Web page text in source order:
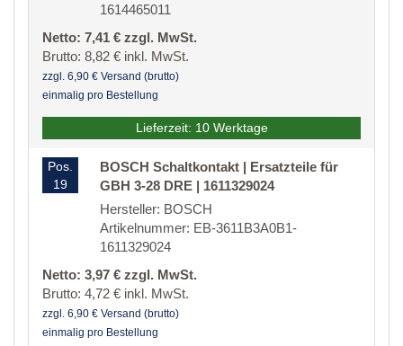
1614465011
Netto: 7,41 € zzgl. MwSt.
Brutto: 8,82 € inkl. MwSt.
zzgl. 6,90 € Versand (brutto)
einmalig pro Bestellung
Lieferzeit: 10 Werktage
Pos.
19
BOSCH Schaltkontakt | Ersatzteile für
GBH 3-28 DRE | 1611329024
Hersteller: BOSCH
Artikelnummer: EB-3611B3A0B1-
1611329024
Netto: 3,97 € zzgl. MwSt.
Brutto: 4,72 € inkl. MwSt.
zzgl. 6,90 € Versand (brutto)
einmalig pro Bestellung